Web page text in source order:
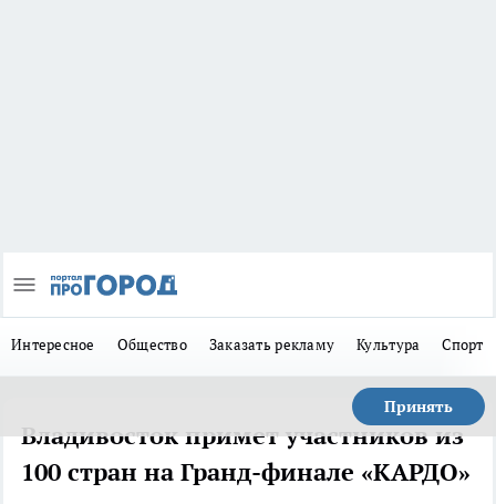
Интересное Общество Заказать рекламу Культура Спорт
Принять
Владивосток примет участников из
100 стран на Гранд-финале «КАРДО»